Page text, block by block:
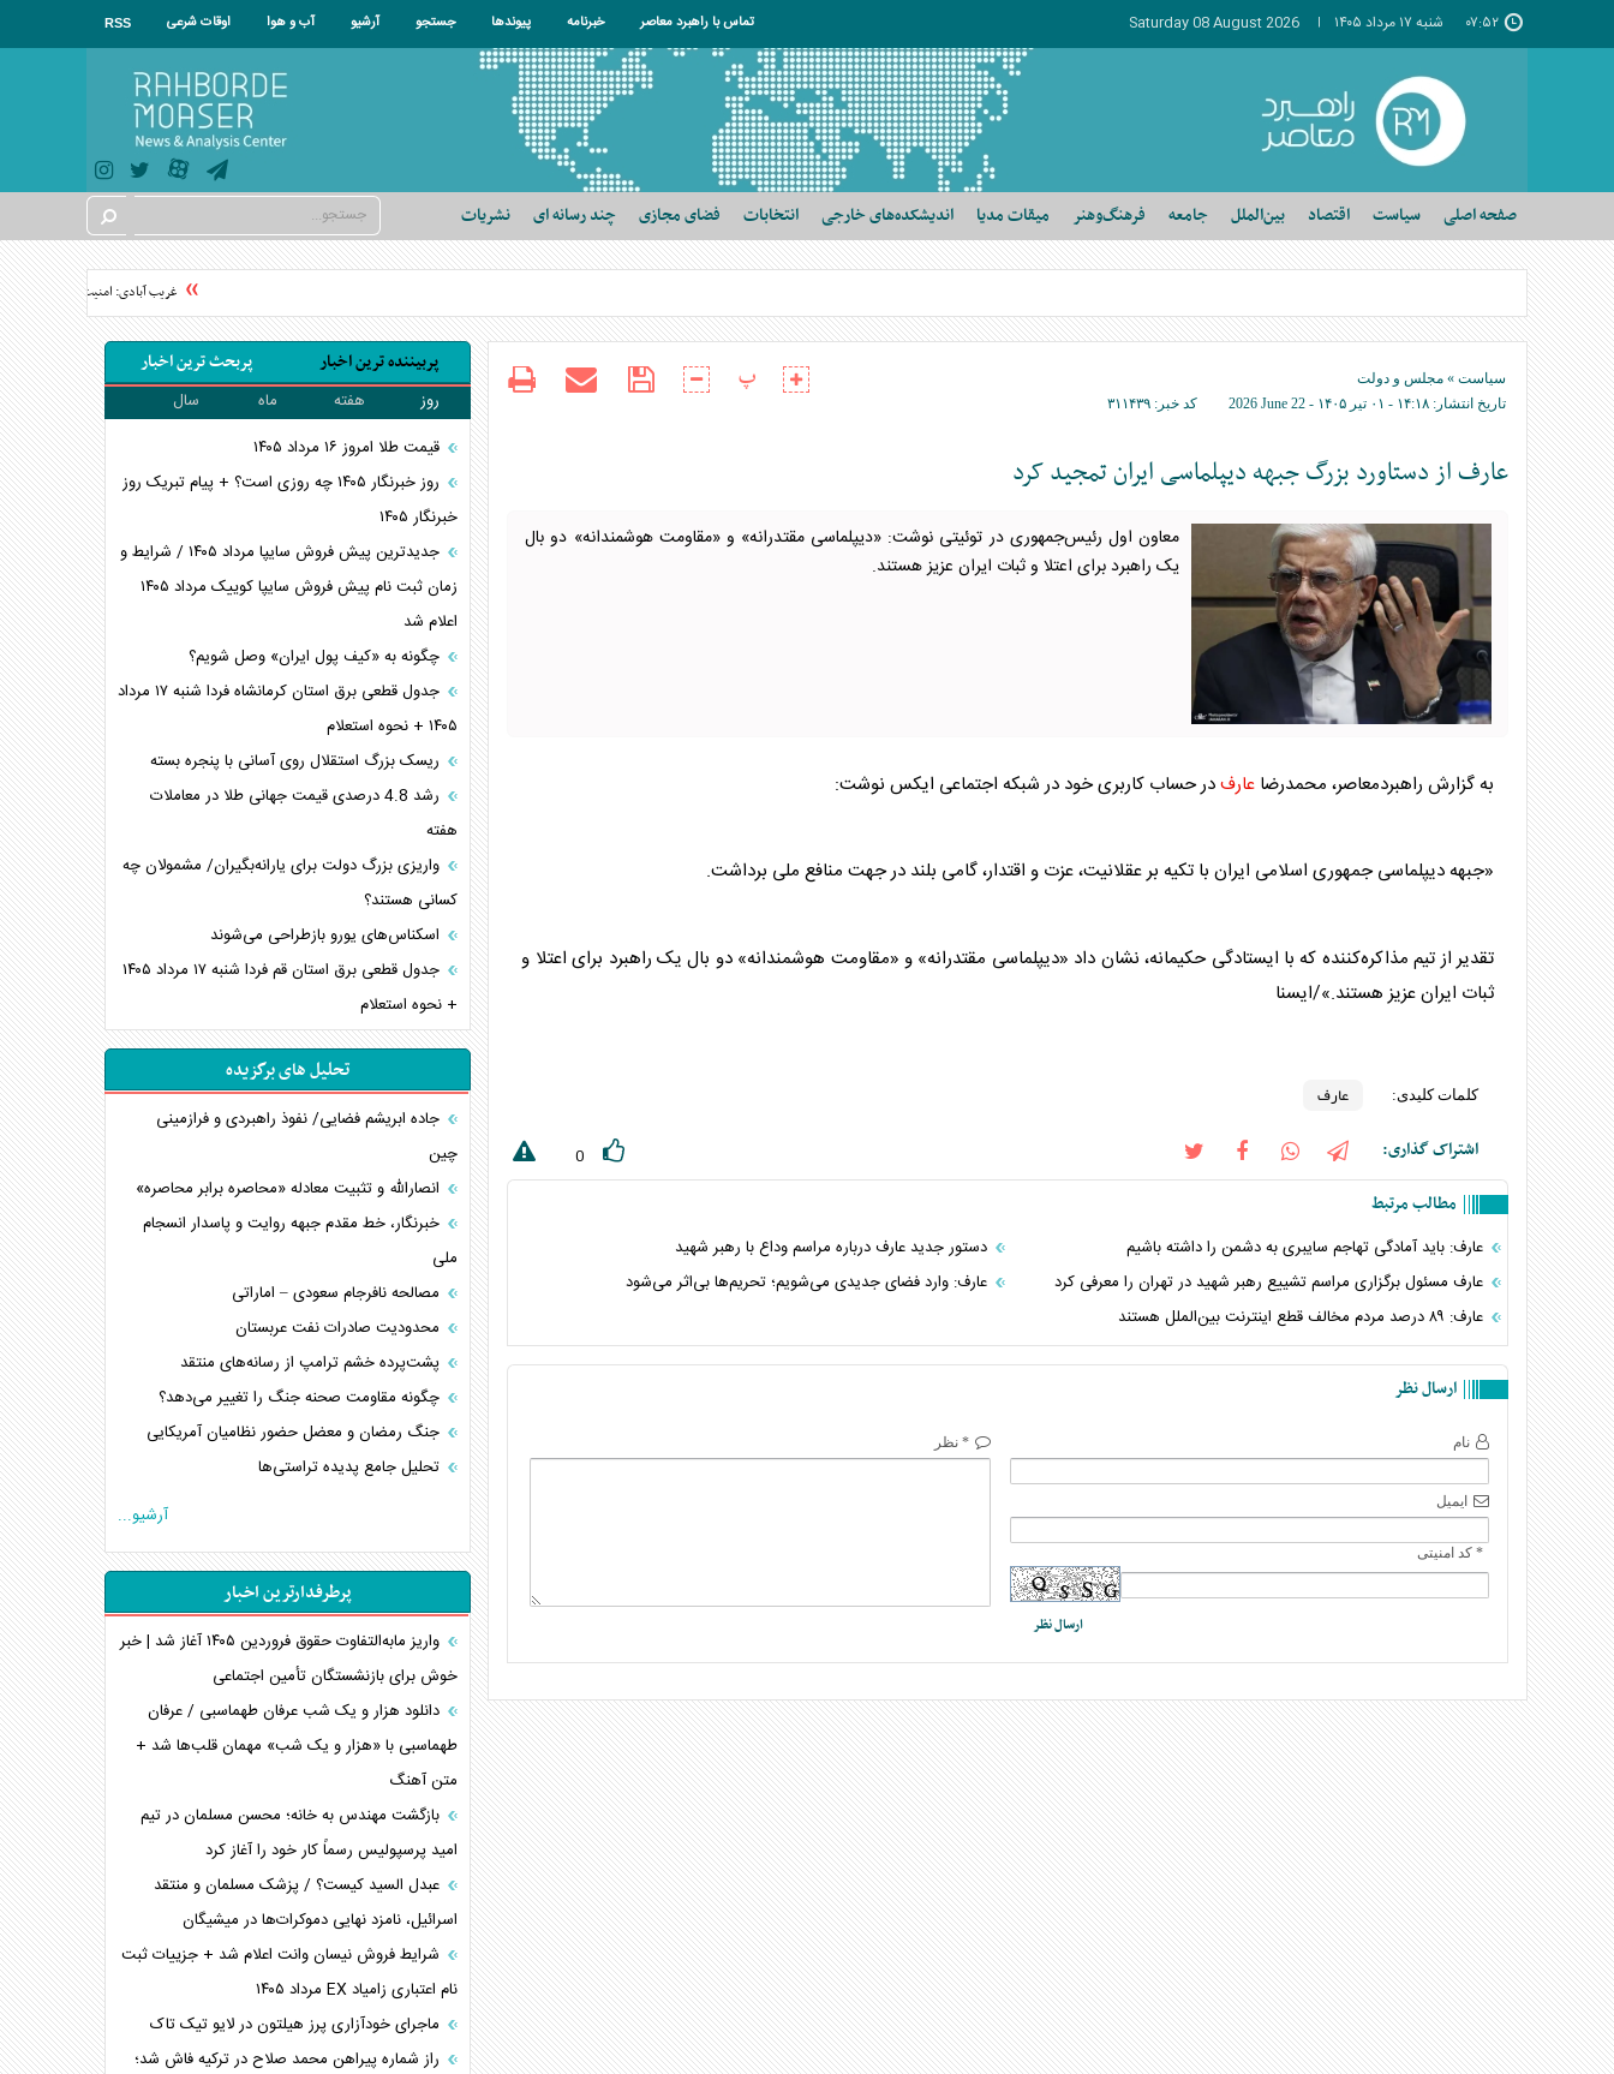
۰۷:۵۲ شنبه ۱۷ مرداد ۱۴۰۵ Saturday 08 August 2026 تماس با راهبرد معاصر خبرنامه پیوندها جستجو آرشیو آب و هوا اوقات شرعی RSS
صفحه اصلی سیاست اقتصاد بین‌الملل جامعه فرهنگ‌وهنر میقات مدیا اندیشکده‌های خارجی انتخابات فضای مجازی چند رسانه ای نشریات
غریب آبادی: امنیت خلیج فارس باید
سیاست » مجلس و دولت
تاریخ انتشار: ۱۴:۱۸ - ۰۱ تير ۱۴۰۵ - 2026 June 22 کد خبر: ۳۱۱۴۳۹
پ
عارف از دستاورد بزرگ جبهه دیپلماسی ایران تمجید کرد
معاون اول رئیس‌جمهوری در توئیتی نوشت: «دیپلماسی مقتدرانه» و «مقاومت هوشمندانه» دو بال
یک راهبرد برای اعتلا و ثبات ایران عزیز هستند.
به گزارش راهبردمعاصر، محمدرضا عارفدر حساب کاربری خود در شبکه اجتماعی ایکس نوشت:
«جبهه دیپلماسی جمهوری اسلامی ایران با تکیه بر عقلانیت، عزت و اقتدار، گامی بلند در جهت منافع ملی برداشت.
تقدیر از تیم مذاکره‌کننده که با ایستادگی حکیمانه، نشان داد «دیپلماسی مقتدرانه» و «مقاومت هوشمندانه» دو بال یک راهبرد برای اعتلا و
ثبات ایران عزیز هستند.»/ایسنا
کلمات کلیدی: عارف
اشتراک گذاری: 0
مطالب مرتبط
عارف: باید آمادگی تهاجم سایبری به دشمن را داشته باشیم
دستور جدید عارف درباره مراسم وداع با رهبر شهید
عارف مسئول برگزاری مراسم تشییع رهبر شهید در تهران را معرفی کرد
عارف: وارد فضای جدیدی می‌شویم؛ تحریم‌ها بی‌اثر می‌شود
عارف: ۸۹ درصد مردم مخالف قطع اینترنت بین‌الملل هستند
ارسال نظر
نام
ایمیل
* کد امنیتی
* نظر
پربیننده ترین اخبار پربحث ترین اخبار
روز هفته ماه
سال
قیمت طلا امروز ۱۶ مرداد ۱۴۰۵
روز خبرنگار ۱۴۰۵ چه روزی است؟ + پیام تبریک روز
خبرنگار ۱۴۰۵
جدیدترین پیش فروش سایپا مرداد ۱۴۰۵ / شرایط و
زمان ثبت نام پیش فروش سایپا کوییک مرداد ۱۴۰۵
اعلام شد
چگونه به «کیف پول ایران» وصل شویم؟
جدول قطعی برق استان کرمانشاه فردا شنبه ۱۷ مرداد
۱۴۰۵ + نحوه استعلام
ریسک بزرگ استقلال روی آسانی با پنجره بسته
رشد 4.8 درصدی قیمت جهانی طلا در معاملات
هفته
واریزی بزرگ دولت برای یارانه‌بگیران/ مشمولان چه
کسانی هستند؟
اسکناس‌های یورو بازطراحی می‌شوند
جدول قطعی برق استان قم فردا شنبه ۱۷ مرداد ۱۴۰۵
+ نحوه استعلام
تحلیل های برگزیده
جاده ابریشم فضایی/ نفوذ راهبردی و فرازمینی
چین
انصارالله و تثبیت معادله «محاصره برابر محاصره»
خبرنگار، خط مقدم جبهه روایت و پاسدار انسجام
ملی
مصالحه نافرجام سعودی – اماراتی
محدودیت صادرات نفت عربستان
پشت‌پرده خشم ترامپ از رسانه‌های منتقد
چگونه مقاومت صحنه جنگ را تغییر می‌دهد؟
جنگ رمضان و معضل حضور نظامیان آمریکایی
تحلیل جامع پدیده تراستی‌ها
غرب
اربعین، کابوس مشترک تل‌آویو-واشنگتن
برنامه هفتم توسعه در نقطه کور سیاستگذاری
کنوانسیون دریای خزر در راستای منافع ملی است؟
اوکراین بازوی مخرب آمریکا در غرب آسیا
اهمیت راهبردی اردن برای آمریکا
پیام، ظرفیت بالفعل‌نشده تجارت ایران
همسویی عربستان با سنتکام علیه متحدان ایران
ترامپ و توهم خلع سلاح حماس
چرا کویت به دنبال شریک امنیتی جدید است؟
آرشیو...
پرطرفدارترین اخبار
واریز مابه‌التفاوت حقوق فروردین ۱۴۰۵ آغاز شد | خبر
خوش برای بازنشستگان تأمین اجتماعی
دانلود هزار و یک شب عرفان طهماسبی / عرفان
طهماسبی با «هزار و یک شب» مهمان قلب‌ها شد +
متن آهنگ
بازگشت مهندس به خانه؛ محسن مسلمان در تیم
امید پرسپولیس رسماً کار خود را آغاز کرد
عبدل السید کیست؟ / پزشک مسلمان و منتقد
اسرائیل، نامزد نهایی دموکرات‌ها در میشیگان
شرایط فروش نیسان وانت اعلام شد + جزییات ثبت
نام اعتباری زامیاد EX مرداد ۱۴۰۵
ماجرای خودآزاری پرز هیلتون در لایو تیک تاک
راز شماره پیراهن محمد صلاح در ترکیه فاش شد؛